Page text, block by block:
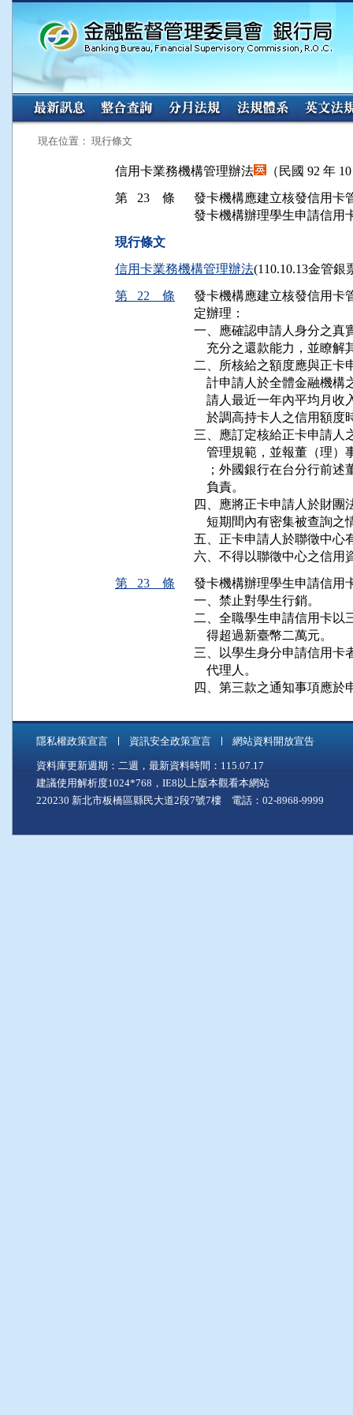
:::
現在位置： 現行條文
信用卡業務機構管理辦法
（民國 92 年
第 23 條
發卡機構應建立核發信用卡
發卡機構辦理學生申請信用
現行條文
信用卡業務機構管理辦法(110.10.13金管銀
第 22 條
發卡機構應建立核發信用卡
定辦理：
一、應確認申請人身分之真
充分之還款能力，並瞭解
二、所核給之額度應與正卡
計申請人於全體金融機
請人最近一年內平均月
於調高持卡人之信用額
三、應訂定核給正卡申請人
管理規範，並報董（理
；外國銀行在台分行前
    負責。
四、應將正卡申請人於財團
短期間內有密集被查詢
五、正卡申請人於聯徵中心
六、不得以聯徵中心之信用
第 23 條
發卡機構辦理學生申請信用
一、禁止對學生行銷。
二、全職學生申請信用卡以
    得超過新臺幣二萬元。
三、以學生身分申請信用卡
    代理人。
四、第三款之通知事項應於
隱私權政策宣言 資訊安全政策宣言 網站資料開放宣告
資料庫更新週期：二週，最新資料時間：115.07.17
建議使用解析度1024*768，IE8以上版本觀看本網站
220230 新北市板橋區縣民大道2段7號7樓 電話：02-8968-9999